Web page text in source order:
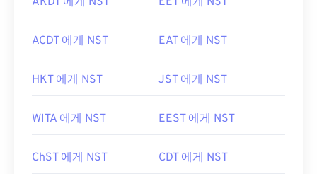
ACDT 에게 NST EAT 에게 NST
HKT 에게 NST JST 에게 NST
WITA 에게 NST EEST 에게 NST
ChST 에게 NST CDT 에게 NST